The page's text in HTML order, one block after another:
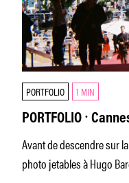
PORTFOLIO 1 MIN
PORTFOLIO ⸱
Avant de descendre sur
photo jetables à Hugo